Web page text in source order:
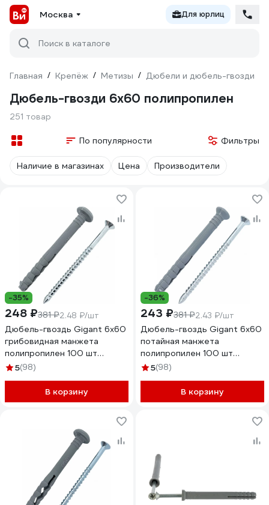
Москва Для юрлиц
Поиск в каталоге
Главная / Крепёж / Метизы / Дюбели и дюбель-гвозди
Дюбель-гвозди 6х60 полипропилен
251 товар
По популярности Фильтры
Наличие в магазинах Цена Производители
-35%
248 ₽381 ₽2.48 ₽/шт
Дюбель-гвоздь Gigant 6x60
грибовидная манжета
полипропилен 100 шт
123859
5(98)
В корзину
-36%
243 ₽381 ₽2.43 ₽/шт
Дюбель-гвоздь Gigant 6x60
потайная манжета
полипропилен 100 шт
123855
5(98)
В корзину